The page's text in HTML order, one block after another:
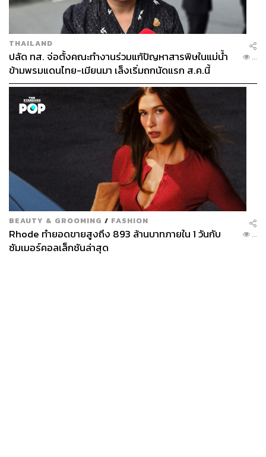
THAILAND
ปลัด ทส. จ่อตั้งคณะทำงานร่วมแก้ปัญหาสารพิษในแม่น้ำ
ข้ามพรมแดนไทย-เมียนมา เล็งเริ่มถกนัดแรก ส.ค.นี้
...
BEAUTY & GROOMING / FASHION
Rhode ทำยอดขายสูงถึง 893 ล้านบาทภายใน 1 วันกับ
ซัมเมอร์คอลเล็กชันล่าสุด
...